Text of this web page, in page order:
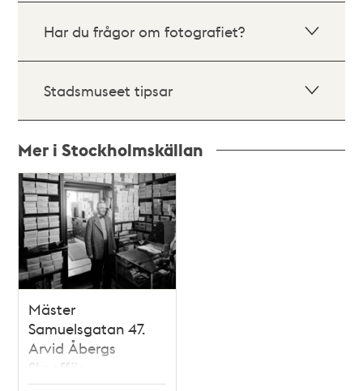
Har du frågor om fotografiet?
Stadsmuseet tipsar
Mer i Stockholmskällan
Relaterade
poster
och
teman
Mäster
Samuelsgatan 47.
Arvid Åbergs
Skoaffär